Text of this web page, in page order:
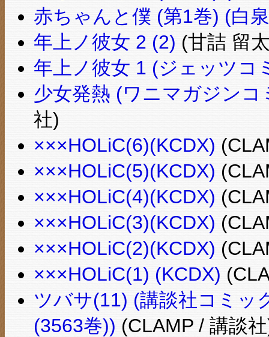
赤ちゃんと僕 (第1巻) (白
年上ノ彼女 2 (2) (甘詰 留
年上ノ彼女 1 (ジェッツコ
少女発熱 (ワニマガジンコ
社)
×××HOLiC(6)(KCDX)
×××HOLiC(5)(KCDX)
×××HOLiC(4)(KCDX)
×××HOLiC(3)(KCDX)
×××HOLiC(2)(KCDX)
×××HOLiC(1) (KCDX)
ツバサ(11) (講談社コミ
(3563巻)) (CLAMP / 講談